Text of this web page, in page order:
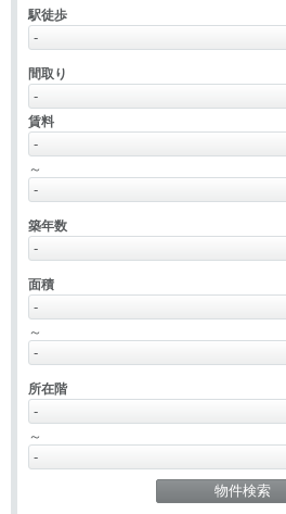
駅徒歩
間取り
賃料
～
築年数
面積
～
所在階
～